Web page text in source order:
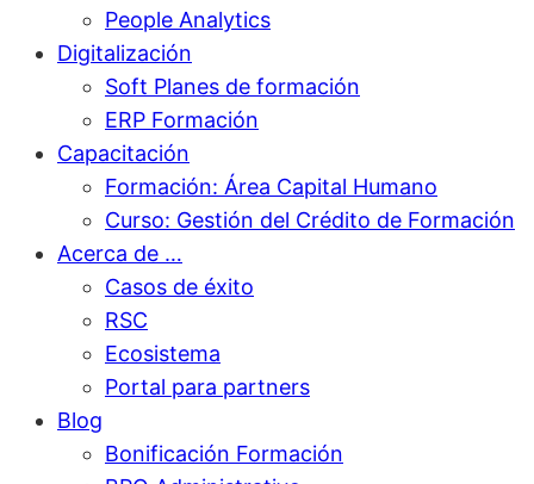
People Analytics
Digitalización
Soft Planes de formación
ERP Formación
Capacitación
Formación: Área Capital Humano
Curso: Gestión del Crédito de Formación
Acerca de …
Casos de éxito
RSC
Ecosistema
Portal para partners
Blog
Bonificación Formación